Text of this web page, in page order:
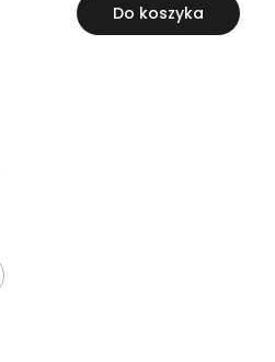
Do koszyka